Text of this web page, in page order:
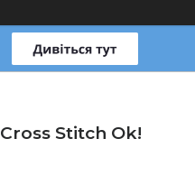
Cross Stitch Ok!